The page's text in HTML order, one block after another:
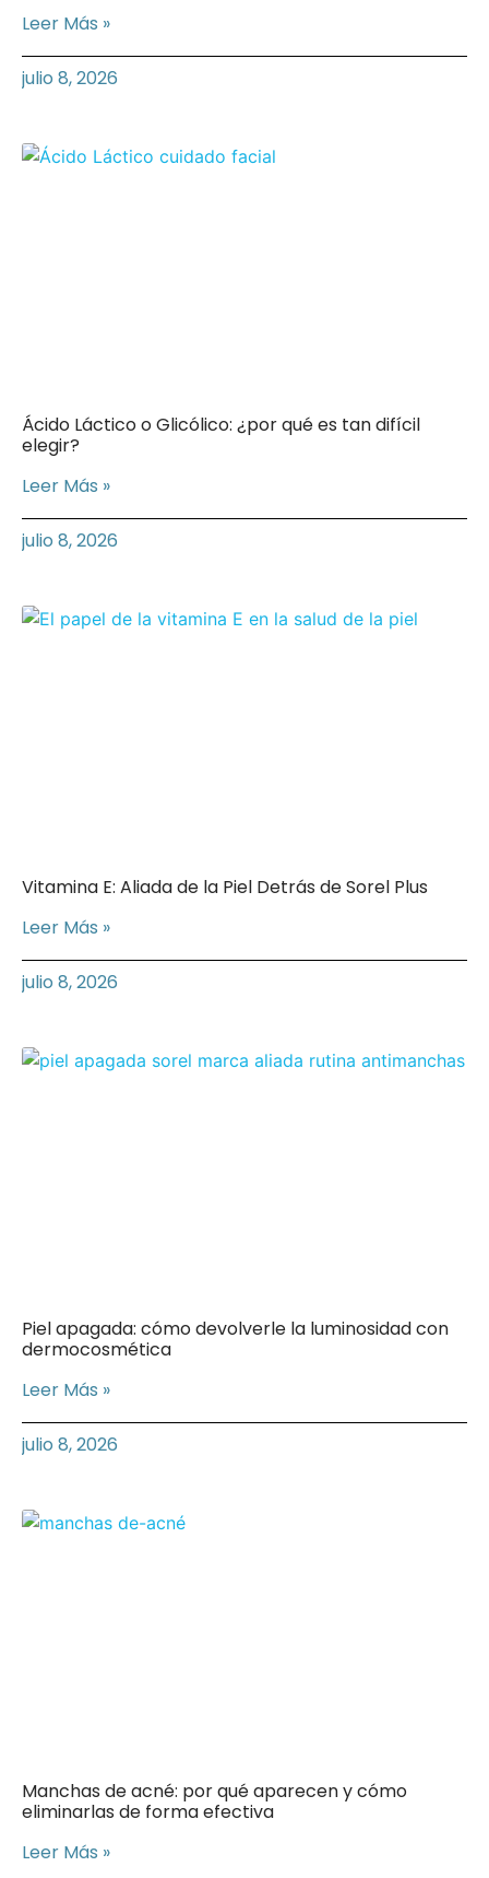
Leer Más »
julio 8, 2026
Ácido Láctico o Glicólico: ¿por qué es tan difícil
elegir?
Leer Más »
julio 8, 2026
Vitamina E: Aliada de la Piel Detrás de Sorel Plus
Leer Más »
julio 8, 2026
Piel apagada: cómo devolverle la luminosidad con
dermocosmética
Leer Más »
julio 8, 2026
Manchas de acné: por qué aparecen y cómo
eliminarlas de forma efectiva
Leer Más »